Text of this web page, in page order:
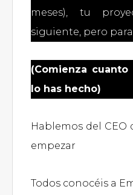
meses), tu
siguiente, pero
(Comienza
lo has hecho)
Hablemos del CEO
empezar
Todos conocéis a